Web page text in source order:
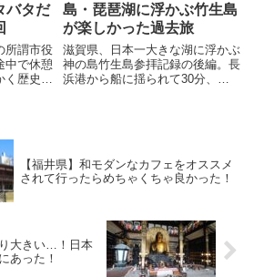
バタだ
所謂市役
中で休憩
く歴史深
のだと
岐阜県
島・琵琶湖に浮かぶ竹生島
が楽しかった過去旅
滋賀県、日本一大きな湖に浮かぶ
神の島竹生島参拝記録の後編。長
浜港から船に揺られて30分、琵
残している。
【福井県】和モダンなカフェをオススメ
されて行ったらめちゃくちゃ良かった！
り大きい…！日本
あった！